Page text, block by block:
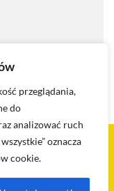
przeglądania,
do
analizować ruch
oznacza
cookie.
MasterCard
Cash
Delivery